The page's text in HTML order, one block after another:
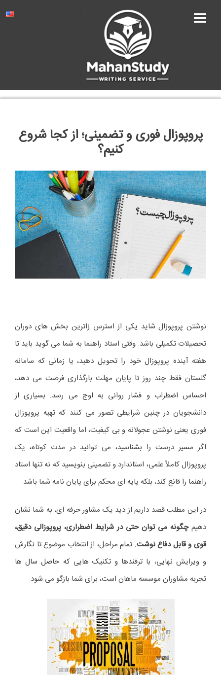
پروپوزال فوری و تضمینی؛ از کجا شروع
کنیم؟
نوشتن پروپوزال شاید یکی از استرس زاترین بخش های دوران
تحصیلات تکمیلی باشد. وقتی استاد راهنما به شما می گوید باید تا
هفته آینده پروپوزال خود را تحویل دهید، یا زمانی که سامانه
گلستان فقط چند روز تا پایان مهلت بارگذاری فرصت می دهد،
احساس اضطراب و فشار روانی به اوج می رسد. بسیاری از
دانشجویان در چنین شرایطی تصور می کنند که تهیه پروپوزال
فوری یعنی نوشتن عجولانه و بی کیفیت، اما واقعیت این است که
اگر مسیر درست را بشناسید، می توانید در مدت کوتاه، یک
پروپوزال کاملاً علمی، استاندارد و تضمینی بنویسید که نه تنها استاد
راهنما را قانع کند، بلکه پایه ای محکم برای پایان نامه شما باشد.
در این مطلب قصد داریم از دید یک مشاور حرفه ای، به شما نشان
دهیمچگونه می توان حتی در شرایط اضطراری، پروپوزالی دقیق،
قوی و قابل دفاع نوشت. تمام مراحل، از انتخاب موضوع تا نگارش
و ویرایش نهایی، با ترفندها و تکنیک هایی که حاصل سال ها
تجربه مشاوران موسسه ماهان است، برای شما بازگو می شود.